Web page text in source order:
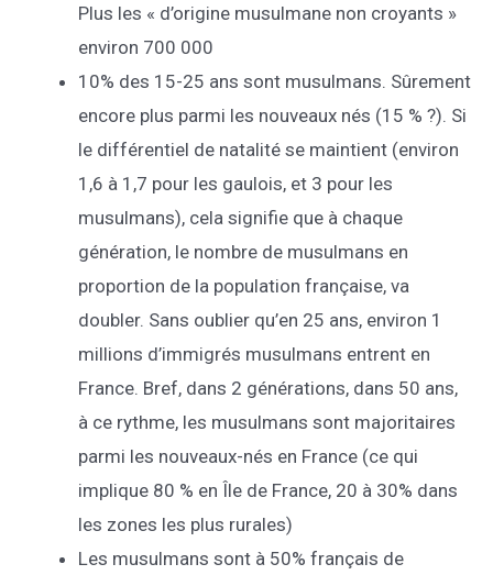
Plus les « d’origine musulmane non croyants »
environ 700 000
10% des 15-25 ans sont musulmans. Sûrement
encore plus parmi les nouveaux nés (15 % ?). Si
le différentiel de natalité se maintient (environ
1,6 à 1,7 pour les gaulois, et 3 pour les
musulmans), cela signifie que à chaque
génération, le nombre de musulmans en
proportion de la population française, va
doubler. Sans oublier qu’en 25 ans, environ 1
millions d’immigrés musulmans entrent en
France. Bref, dans 2 générations, dans 50 ans,
à ce rythme, les musulmans sont majoritaires
parmi les nouveaux-nés en France (ce qui
implique 80 % en Île de France, 20 à 30% dans
les zones les plus rurales)
Les musulmans sont à 50% français de